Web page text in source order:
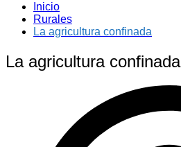
Inicio
Rurales
La agricultura confinada
La agricultura confinada